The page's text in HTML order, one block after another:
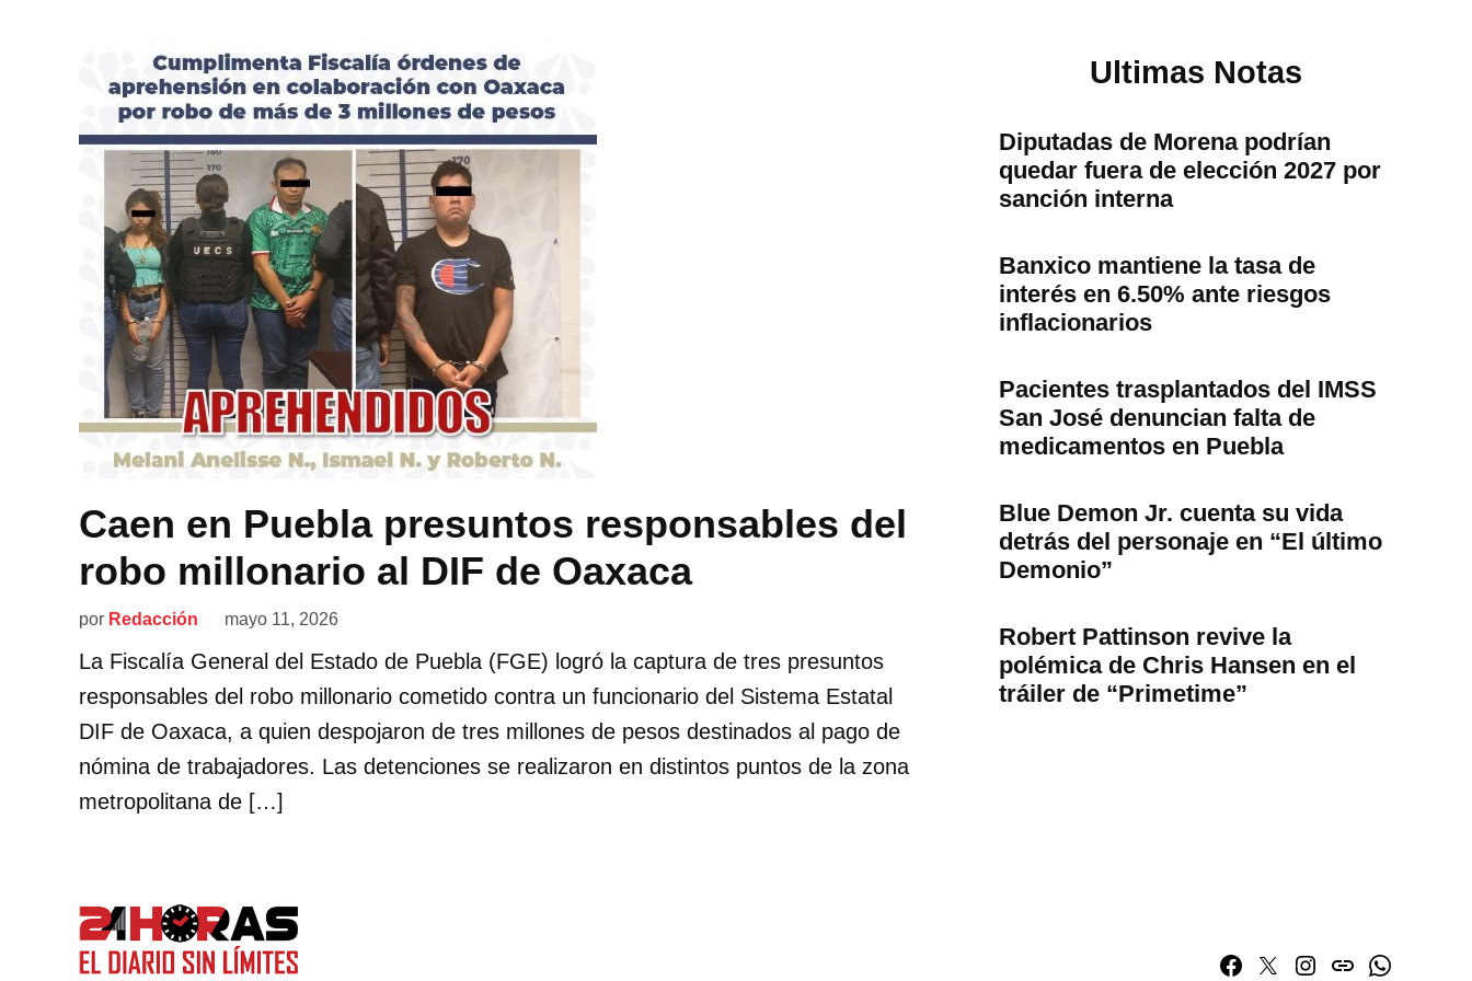
Caen en Puebla presuntos responsables del
robo millonario al DIF de Oaxaca
por Redacción mayo 11, 2026
La Fiscalía General del Estado de Puebla (FGE) logró la captura de tres presuntos
responsables del robo millonario cometido contra un funcionario del Sistema Estatal
DIF de Oaxaca, a quien despojaron de tres millones de pesos destinados al pago de
nómina de trabajadores. Las detenciones se realizaron en distintos puntos de la zona
metropolitana de […]
Ultimas Notas
Diputadas de Morena podrían
quedar fuera de elección 2027 por
sanción interna
Banxico mantiene la tasa de
interés en 6.50% ante riesgos
inflacionarios
Pacientes trasplantados del IMSS
San José denuncian falta de
medicamentos en Puebla
Blue Demon Jr. cuenta su vida
detrás del personaje en “El último
Demonio”
Robert Pattinson revive la
polémica de Chris Hansen en el
tráiler de “Primetime”
Facebook
TwitterInstagram
issuuWhatsapp